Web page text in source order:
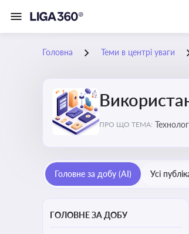
Головна Теми в центрі уваги
ПРО ЩО ТЕМА:
Головне за добу (AI) Усі
ГОЛОВНЕ ЗА ДОБУ